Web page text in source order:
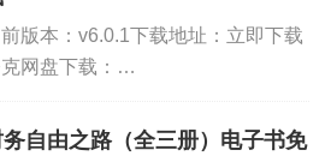
版本：v6.0.1下载地址：立即下载
网盘下载：
游戏盒安卓版(游戏盒子)是一个手
务自由之路（全三册）电子书免